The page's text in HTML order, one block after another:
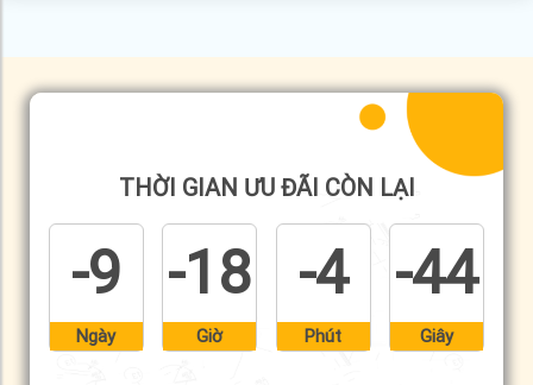
THỜI GIAN ƯU ĐÃI CÒN LẠI
-9
Ngày
-18
Giờ
-4
Phút
-44
Giây